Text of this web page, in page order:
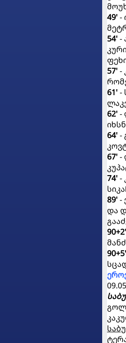
49'-
54'-
57'-
61'-
62'-
64'-
67'-
74'-
89'-
და
90+2'
90+5'